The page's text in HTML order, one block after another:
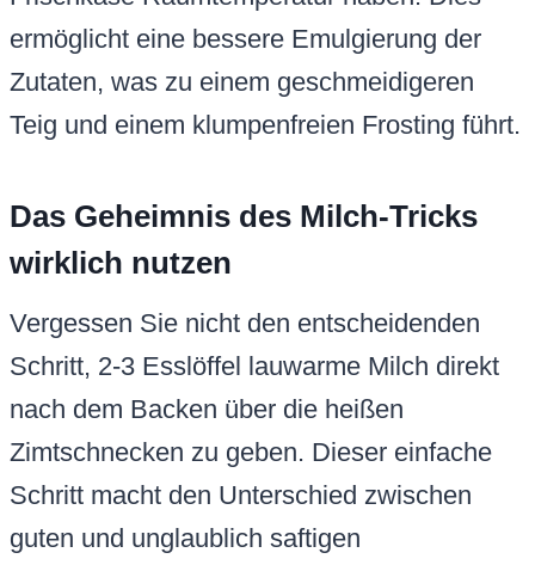
ermöglicht eine bessere Emulgierung der
Zutaten, was zu einem geschmeidigeren
Teig und einem klumpenfreien Frosting führt.
Das Geheimnis des Milch-Tricks
wirklich nutzen
Vergessen Sie nicht den entscheidenden
Schritt, 2-3 Esslöffel lauwarme Milch direkt
nach dem Backen über die heißen
Zimtschnecken zu geben. Dieser einfache
Schritt macht den Unterschied zwischen
guten und unglaublich saftigen